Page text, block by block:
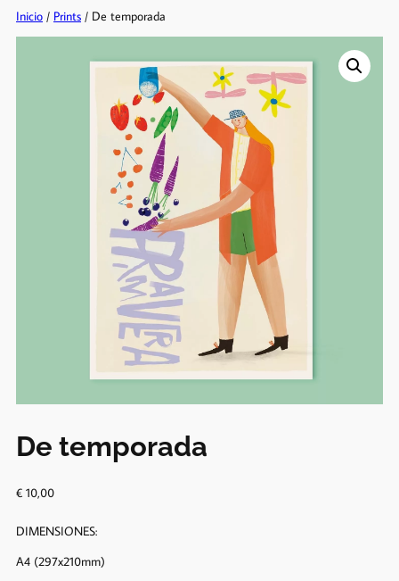
Inicio / Prints / De temporada
De temporada
€ 10,00
DIMENSIONES:
A4 (297x210mm)